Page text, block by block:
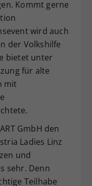
Kommt gerne
wird auch
der Volkshilfe
bietet unter
für alte
mit
GmbH den
Ladies Linz
und
sehr. Denn
Teilhabe